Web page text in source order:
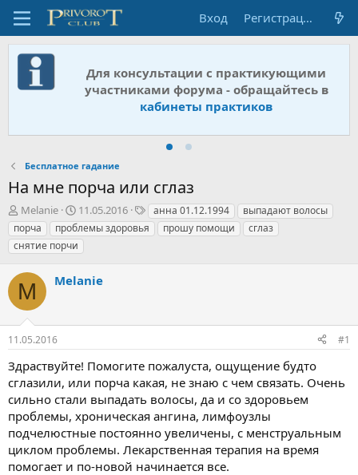
Вход Регистрация
Для консультации с практикующими
участниками форума - обращайтесь в
кабинеты практиков
Бесплатное гадание
На мне порча или сглаз
А
в
т
о
т
е
м
ы
Melanie
Д
а
т
а
а
л
11.05.2016
Т
е
г
анна 01.12.1994
выпадают волосы
порча
проблемы здоровья прошу помощи
сглаз
снятие порчи
M Melanie
11.05.2016 #1
Здраствуйте! Помогите пожалуста, ощущение будто
сглазили, или порча какая, не знаю с чем связать. Очень
сильно стали выпадать волосы, да и со здоровьем
проблемы, хроническая ангина, лимфоузлы
подчелюстные постоянно увеличены, с менструальным
циклом проблемы. Лекарственная терапия на время
помогает и по-новой начинается все.